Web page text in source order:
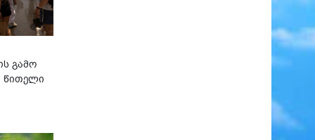
გამო
წითელი